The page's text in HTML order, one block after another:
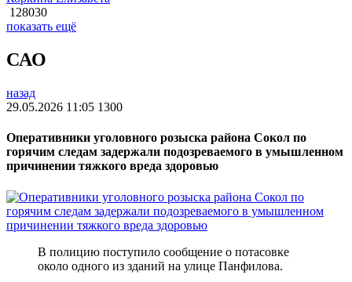
128030
показать ещё
САО
назад
29.05.2026 11:05 1300
Оперативники уголовного розыска района Сокол по
горячим следам задержали подозреваемого в умышленном
причинении тяжкого вреда здоровью
В полицию поступило сообщение о потасовке
около одного из зданий на улице Панфилова.